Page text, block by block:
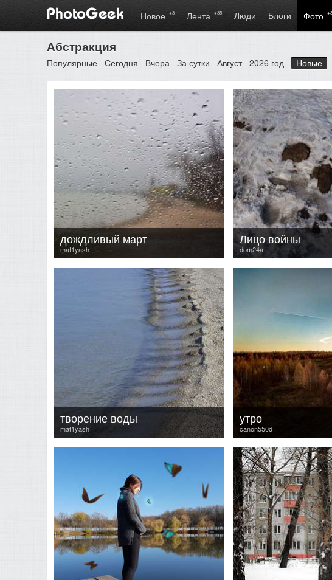
Новое +3 Лента +35 Люди Блоги Фото +3
Абстракция
Популярные Сегодня Вчера За сутки Август 2026 год Новые
mat1yash
дождливый март
dom24a
Лицо войны
mat1yash
творение воды
canon550d
утро